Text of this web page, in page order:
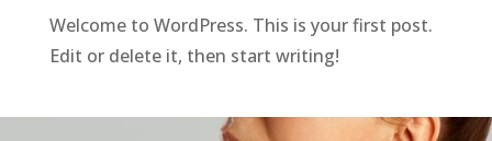
Welcome to WordPress. This is your first post.
Edit or delete it, then start writing!